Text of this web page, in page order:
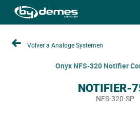
Volver a Analoge Systemen
Onyx NFS-320 Notifier
NOTIFIER-
NFS-320-SP